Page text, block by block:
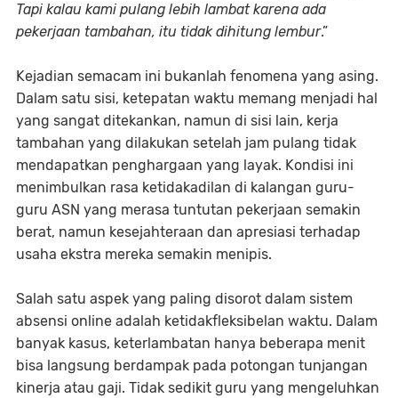
Tapi kalau kami pulang lebih lambat karena ada
pekerjaan tambahan, itu tidak dihitung lembur.”
Kejadian semacam ini bukanlah fenomena yang asing.
Dalam satu sisi, ketepatan waktu memang menjadi hal
yang sangat ditekankan, namun di sisi lain, kerja
tambahan yang dilakukan setelah jam pulang tidak
mendapatkan penghargaan yang layak. Kondisi ini
menimbulkan rasa ketidakadilan di kalangan guru-
guru ASN yang merasa tuntutan pekerjaan semakin
berat, namun kesejahteraan dan apresiasi terhadap
usaha ekstra mereka semakin menipis.
Salah satu aspek yang paling disorot dalam sistem
absensi online adalah ketidakfleksibelan waktu. Dalam
banyak kasus, keterlambatan hanya beberapa menit
bisa langsung berdampak pada potongan tunjangan
kinerja atau gaji. Tidak sedikit guru yang mengeluhkan